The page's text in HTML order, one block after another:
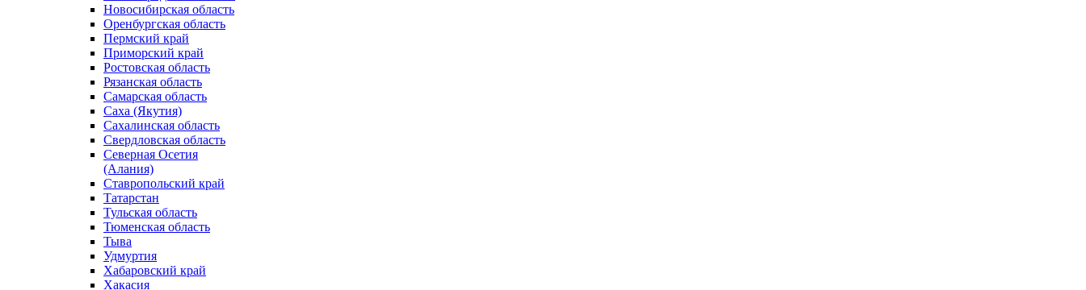
Новосибирская область
Оренбургская область
Пермский край
Приморский край
Ростовская область
Рязанская область
Самарская область
Саха (Якутия)
Сахалинская область
Свердловская область
Северная Осетия
(Алания)
Ставропольский край
Татарстан
Тульская область
Тюменская область
Тыва
Удмуртия
Хабаровский край
Хакасия